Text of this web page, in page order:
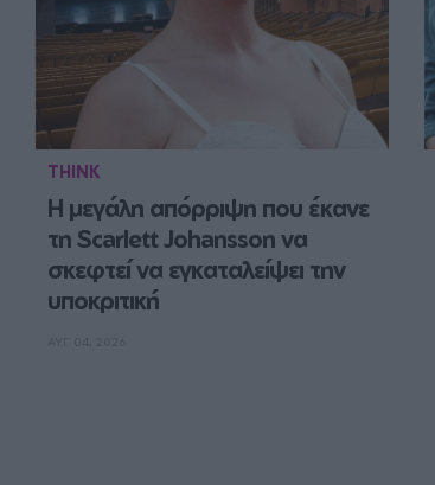
THINK
Η μεγάλη απόρριψη που έκανε
τη Scarlett Johansson να
σκεφτεί να εγκαταλείψει την
υποκριτική